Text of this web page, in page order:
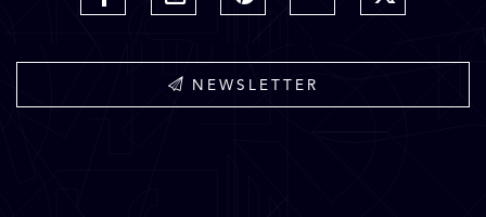
NEWSLETTER